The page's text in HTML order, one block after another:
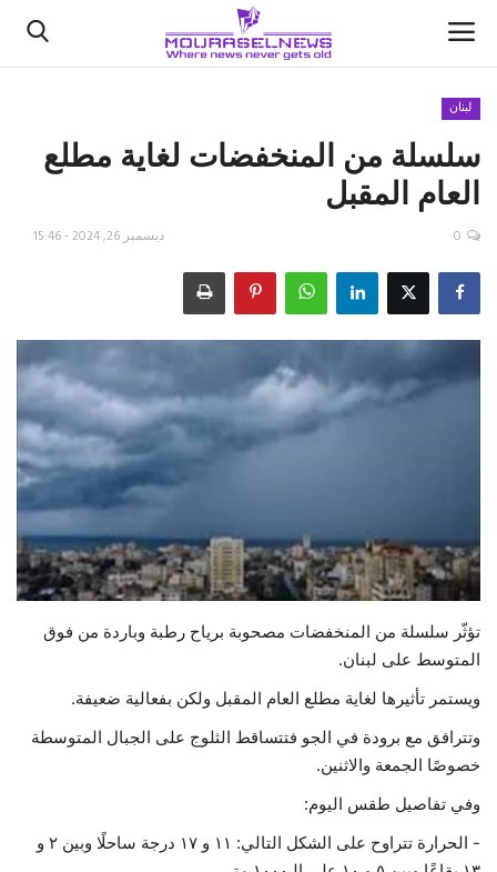
الأخبار
كتّابنا
اقتصاد
علوم وتكنولوجيا
حياة
لبنان
سلسلة من المنخفضات لغاية مطلع
العام المقبل
ديسمبر 26, 2024 - 15:46 0
تؤثّر سلسلة من المنخفضات مصحوبة برياح رطبة وباردة من فوق
المتوسط على لبنان.
ويستمر تأثيرها لغاية مطلع العام المقبل ولكن بفعالية ضعيفة.
وتترافق مع برودة في الجو فتتساقط الثلوج على الجبال المتوسطة
خصوصًا الجمعة والاثنين.
وفي تفاصيل طقس اليوم:
- الحرارة تتراوح على الشكل التالي: ١١ و ١٧ درجة ساحلًا وبين ٢ و